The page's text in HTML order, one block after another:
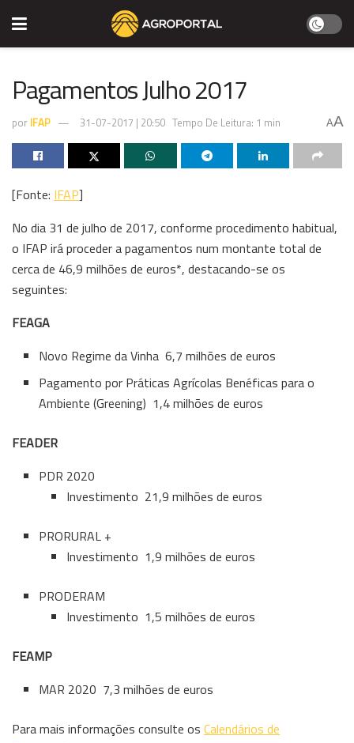
Pagamentos Julho 2017
por IFAP 31-07-2017 | 20:50 Tempo De Leitura: 1 min AA
[Fonte: IFAP]
No dia 31 de julho de 2017, conforme procedimento habitual,
o IFAP irá proceder a pagamentos num montante total de
cerca de 46,9 milhões de euros*, destacando-se os
seguintes:
FEAGA
Novo Regime da Vinha  6,7 milhões de euros
Pagamento por Práticas Agrícolas Benéficas para o
Ambiente (Greening)  1,4 milhões de euros
FEADER
PDR 2020
Investimento  21,9 milhões de euros
PRORURAL +
Investimento  1,9 milhões de euros
PRODERAM
Investimento  1,5 milhões de euros
FEAMP
MAR 2020  7,3 milhões de euros
Para mais informações consulte os Calendários de